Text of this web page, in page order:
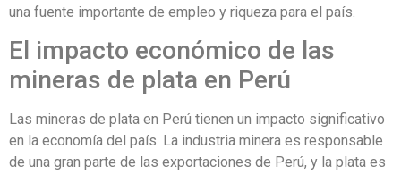
una fuente importante de empleo y riqueza para el país.
El impacto económico de las
mineras de plata en Perú
Las mineras de plata en Perú tienen un impacto significativo
en la economía del país. La industria minera es responsable
de una gran parte de las exportaciones de Perú, y la plata es